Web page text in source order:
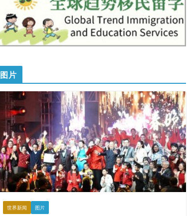
图片
世界新闻 图片